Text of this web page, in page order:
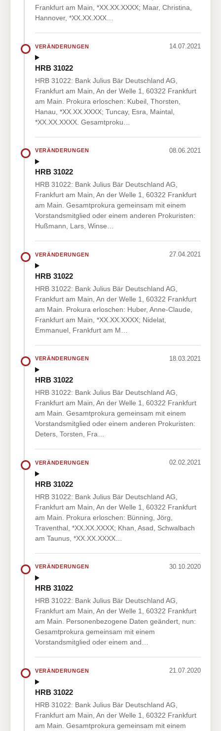
Frankfurt am Main, *XX.XX.XXXX; Maar, Christina,
Hannover, *XX.XX.XXX…
VERÄNDERUNGEN 14.07.2021
HRB 31022
HRB 31022: Bank Julius Bär Deutschland AG,
Frankfurt am Main, An der Welle 1, 60322 Frankfurt
am Main. Prokura erloschen: Kubeil, Thorsten,
Hanau, *XX.XX.XXXX; Tuncay, Esra, Maintal,
*XX.XX.XXXX. Gesamtproku…
VERÄNDERUNGEN 08.06.2021
HRB 31022
HRB 31022: Bank Julius Bär Deutschland AG,
Frankfurt am Main, An der Welle 1, 60322 Frankfurt
am Main. Gesamtprokura gemeinsam mit einem
Vorstandsmitglied oder einem anderen Prokuristen:
Hußmann, Lars, Winse…
VERÄNDERUNGEN 27.04.2021
HRB 31022
HRB 31022: Bank Julius Bär Deutschland AG,
Frankfurt am Main, An der Welle 1, 60322 Frankfurt
am Main. Prokura erloschen: Huber, Anne-Claude,
Frankfurt am Main, *XX.XX.XXXX; Nidelat,
Emmanuel, Frankfurt am M…
VERÄNDERUNGEN 18.03.2021
HRB 31022
HRB 31022: Bank Julius Bär Deutschland AG,
Frankfurt am Main, An der Welle 1, 60322 Frankfurt
am Main. Gesamtprokura gemeinsam mit einem
Vorstandsmitglied oder einem anderen Prokuristen:
Deters, Torsten, Fra…
VERÄNDERUNGEN 02.02.2021
HRB 31022
HRB 31022: Bank Julius Bär Deutschland AG,
Frankfurt am Main, An der Welle 1, 60322 Frankfurt
am Main. Prokura erloschen: Bünning, Jörg,
Traventhal, *XX.XX.XXXX; Khan, Asad, Schwalbach
am Taunus, *XX.XX.XXXX…
VERÄNDERUNGEN 30.10.2020
HRB 31022
HRB 31022: Bank Julius Bär Deutschland AG,
Frankfurt am Main, An der Welle 1, 60322 Frankfurt
am Main. Personenbezogene Daten geändert, nun:
Gesamtprokura gemeinsam mit einem
Vorstandsmitglied oder einem and…
VERÄNDERUNGEN 21.07.2020
HRB 31022
HRB 31022: Bank Julius Bär Deutschland AG,
Frankfurt am Main, An der Welle 1, 60322 Frankfurt
am Main. Gesamtprokura gemeinsam mit einem